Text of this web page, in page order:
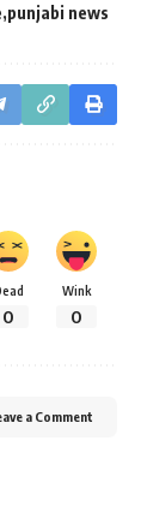
punjabi news
0
Wink
0
a Comment